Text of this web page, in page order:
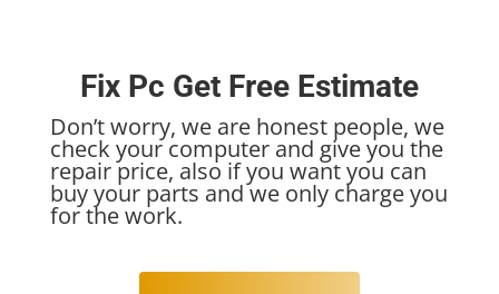
Fix Pc Get Free Estimate
Don’t worry, we are honest people, we
check your computer and give you the
repair price, also if you want you can
buy your parts and we only charge you
for the work.